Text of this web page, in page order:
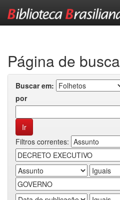
Página de busca
Buscar em:
por
Filtros correntes: